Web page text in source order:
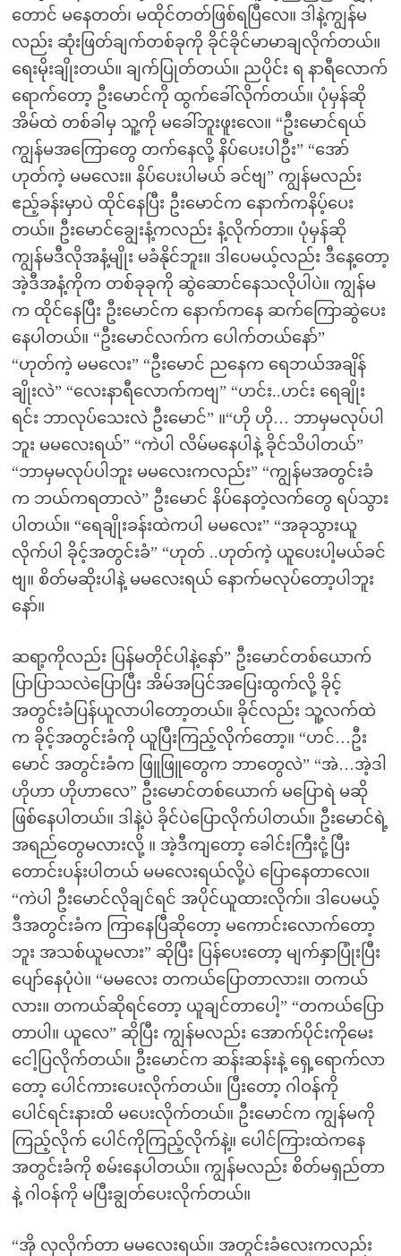
တောင် မနေတတ်၊ မထိုင်တတ်ဖြစ်ရပြီလေ။ ဒါနဲ့ကျွန်မ
လည်း ဆုံးဖြတ်ချက်တစ်ခုကို ခိုင်ခိုင်မာမာချလိုက်တယ်။
ရေးမိုးချိုးတယ်။ ချက်ပြုတ်တယ်။ ညပိုင်း ရ နာရီလောက်
ရောက်တော့ ဦးမောင်ကို ထွက်ခေါ်လိုက်တယ်။ ပုံမှန်ဆို
အိမ်ထဲ တစ်ခါမှ သူ့ကို မခေါ်ဘူးဖူးလေ။ “ဦးမောင်ရယ်
ကျွန်မအကြောတွေ တက်နေလို့ နိပ်ပေးပါဦး” “အော်
ဟုတ်ကဲ့ မမလေး။ နိပ်ပေးပါမယ် ခင်ဗျ” ကျွန်မလည်း
ဧည့်ခန်းမှာပဲ ထိုင်နေပြီး ဦးမောင်က နောက်ကနိပ့်ပေး
တယ်။ ဦးမောင်ချွေးနံ့ကလည်း နံ့လိုက်တာ။ ပုံမှန်ဆို
ကျွန်မဒီလိုအနံ့မျိုး မခံနိုင်ဘူး။ ဒါပေမယ့်လည်း ဒီနေ့တော့
အဲ့ဒီအနံ့ကိုက တစ်ခုခုကို ဆွဲဆောင်နေသလိုပါပဲ။ ကျွန်မ
က ထိုင်နေပြီး ဦးမောင်က နောက်ကနေ ဆက်ကြောဆွဲပေး
နေပါတယ်။ “ဦးမောင်လက်က ပေါက်တယ်နော်”
“ဟုတ်ကဲ့ မမလေး” “ဦးမောင် ညနေက ရေဘယ်အချိန်
ချိုးလဲ” “လေးနာရီလောက်ကဗျ” “ဟင်း..ဟင်း ရေချိုး
ရင်း ဘာလုပ်သေးလဲ ဦးမောင်” ။“ဟို ဟို… ဘာမှမလုပ်ပါ
ဘူး မမလေးရယ်” “ကဲပါ လိမ်မနေပါနဲ့ ခိုင်သိပါတယ်”
“ဘာမှမလုပ်ပါဘူး မမလေးကလည်း” “ကျွန်မအတွင်းခံ
က ဘယ်ကရတာလဲ” ဦးမောင် နိပ်နေတဲ့လက်တွေ ရပ်သွား
ပါတယ်။ “ရေချိုးခန်းထဲကပါ မမလေး” “အခုသွားယူ
လိုက်ပါ ခိုင့်အတွင်းခံ” “ဟုတ် ..ဟုတ်ကဲ့ ယူပေးပါ့မယ်ခင်
ဗျ။ စိတ်မဆိုးပါနဲ့ မမလေးရယ် နောက်မလုပ်တော့ပါဘူး
နော်။
ဆရာ့ကိုလည်း ပြန်မတိုင်ပါနဲ့နော်” ဦးမောင်တစ်ယောက်
ပြာပြာသလဲပြောပြီး အိမ်အပြင်အပြေးထွက်လို့ ခိုင့်
အတွင်းခံပြန်ယူလာပါတော့တယ်။ ခိုင်လည်း သူ့လက်ထဲ
က ခိုင့်အတွင်းခံကို ယူပြီးကြည့်လိုက်တော့။ “ဟင်…ဦး
မောင် အတွင်းခံက ဖြူဖြူတွေက ဘာတွေလဲ” “အဲ…အဲ့ဒါ
ဟိုဟာ ဟိုဟာလေ” ဦးမောင်တစ်ယောက် မပြောရဲ မဆို
ဖြစ်နေပါတယ်။ ဒါနဲ့ပဲ ခိုင်ပဲပြောလိုက်ပါတယ်။ ဦးမောင်ရဲ့
အရည်တွေမလားလို့ ။ အဲ့ဒီကျတော့ ခေါင်းကြီးငုံ့ပြီး
တောင်းပန်းပါတယ် မမလေးရယ်လို့ပဲ ပြောနေတာလေ။
“ကဲပါ ဦးမောင်လိုချင်ရင် အပိုင်ယူထားလိုက်။ ဒါပေမယ့်
ဒီအတွင်းခံက ကြာနေပြီဆိုတော့ မကောင်းလောက်တော့
ဘူး အသစ်ယူမလား” ဆိုပြီး ပြန်ပေးတော့ မျက်နှာပြုံးပြီး
ပျော်နေပုံပဲ။ “မမလေး တကယ်ပြောတာလား။ တကယ်
လား။ တကယ်ဆိုရင်တော့ ယူချင်တာပေါ့” “တကယ်ပြော
တာပါ။ ယူလေ” ဆိုပြီး ကျွန်မလည်း အောက်ပိုင်းကိုမေး
ငေါ့ပြလိုက်တယ်။ ဦးမောင်က ဆန်းဆန်းနဲ့ ရှေ့ရောက်လာ
တော့ ပေါင်ကားပေးလိုက်တယ်။ ပြီးတော့ ဂါဝန်ကို
ပေါင်ရင်းနားထိ မပေးလိုက်တယ်။ ဦးမောင်က ကျွန်မကို
ကြည့်လိုက် ပေါင်ကိုကြည့်လိုက်နဲ့။ ပေါင်ကြားထဲကနေ
အတွင်းခံကို စမ်းနေပါတယ်။ ကျွန်မလည်း စိတ်မရှည်တာ
နဲ့ ဂါဝန်ကို မပြီးချွတ်ပေးလိုက်တယ်။
“အို လှလိုက်တာ မမလေးရယ်။ အတွင်းခံလေးကလည်း